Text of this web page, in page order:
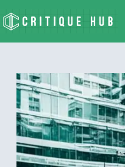
至